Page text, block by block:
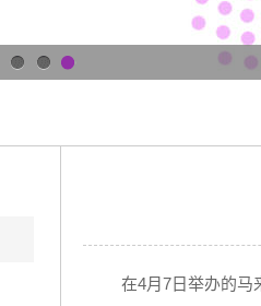
3 4 5
在4月 7日举办的马